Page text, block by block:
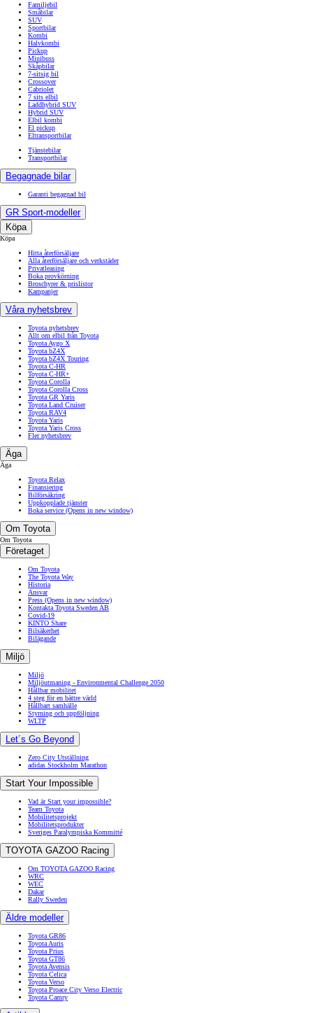
Familjebil
Småbilar
SUV
Sportbilar
Kombi
Halvkombi
Pickup
Minibuss
Skåpbilar
7-sitsig bil
Crossover
Cabriolet
7 sits elbil
Laddhybrid SUV
Hybrid SUV
Elbil kombi
El pickup
Eltransportbilar
Tjänstebilar
Transportbilar
Begagnade bilar
Garanti begagnad bil
GR Sport-modeller
Köpa
Köpa
Hitta återförsäljare
Alla återförsäljare och verkstäder
Privatleasing
Boka provkörning
Broschyrer & prislistor
Kampanjer
Våra nyhetsbrev
Toyota nyhetsbrev
Allt om elbil från Toyota
Toyota Aygo X
Toyota bZ4X
Toyota bZ4X Touring
Toyota C-HR
Toyota C-HR+
Toyota Corolla
Toyota Corolla Cross
Toyota GR Yaris
Toyota Land Cruiser
Toyota RAV4
Toyota Yaris
Toyota Yaris Cross
Fler nyhetsbrev
Äga
Äga
Toyota Relax
Finansiering
Bilförsäkring
Uppkopplade tjänster
Boka service (Opens in new window)
Om Toyota
Om Toyota
Företaget
Om Toyota
The Toyota Way
Historia
Ansvar
Press (Opens in new window)
Kontakta Toyota Sweden AB
Covid-19
KINTO Share
Bilsäkerhet
Bilägande
Miljö
Miljö
Miljöutmaning - Environmental Challenge 2050
Hållbar mobilitet
4 steg för en bättre värld
Hållbart samhälle
Styrning och uppföljning
WLTP
Let´s Go Beyond
Zero City Utställning
adidas Stockholm Marathon
Start Your Impossible
Vad är Start your impossible?
Team Toyota
Mobilitetsprojekt
Mobilitetsprodukter
Sveriges Paralympiska Kommitté
TOYOTA GAZOO Racing
Om TOYOTA GAZOO Racing
WRC
WEC
Dakar
Rally Sweden
Äldre modeller
Toyota GR86
Toyota Auris
Toyota Prius
Toyota GT86
Toyota Avensis
Toyota Celica
Toyota Verso
Toyota Proace City Verso Electric
Toyota Camry